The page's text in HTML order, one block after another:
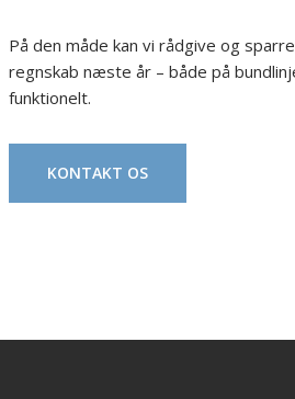
På den måde kan vi rådgive og
regnskab næste år – både på
funktionelt.
KONTAKT OS